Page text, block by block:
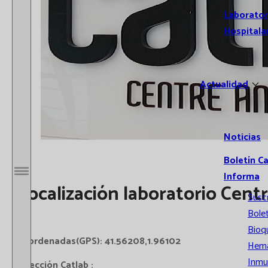
Abrir / Cerrar menú
Actualidad
Noticias
Boletín
Informa
Localización laboratorio
Coordenadas(GPS): 41.56208,1.96102